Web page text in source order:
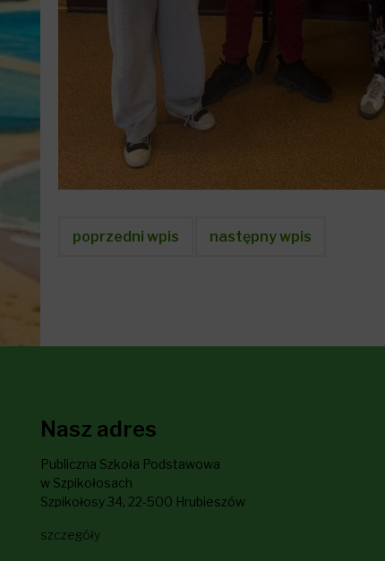
poprzedni wpis następny wpis
Nasz adres
Publiczna Szkoła Podstawowa
w Szpikołosach
Szpikołosy 34, 22-500 Hrubieszów
szczegóły